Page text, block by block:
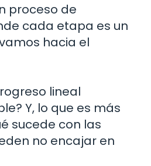
proceso de
cada etapa es un
hacia el
lineal
Y, lo que es más
sucede con las
no encajar en